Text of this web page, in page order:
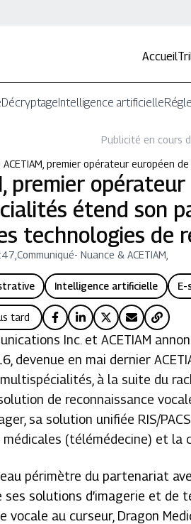
Accueil
DécryptageIntelligence artificielle
Publicité en cours
ACETIAM, premier opérateur européen de
premier
étend son
technologies de
,Communiqué-Nuance & ACETIAM,
Intelligence artificielle E-
tard
Inc. et ACETIAM
devenue en mai dernier
à la suite du
de reconnaissance
sa solution unifiée RIS/
(télémédecine) et la
périmètre du partenariat
solutions d’imagerie et de
vocale au curseur, Dragon